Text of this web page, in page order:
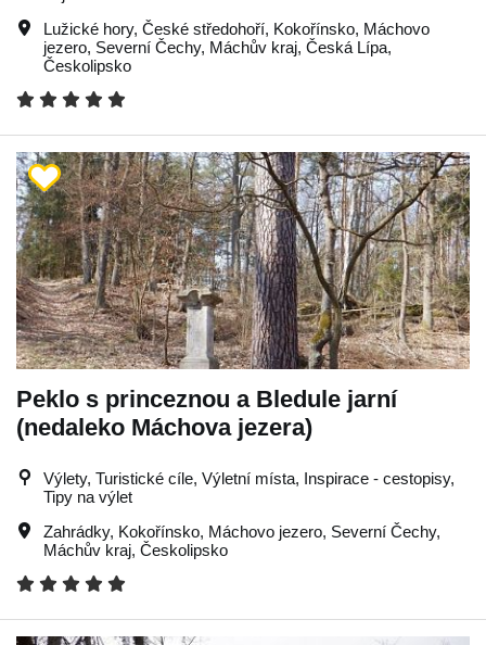
Lužické hory, České středohoří, Kokořínsko, Máchovo
jezero, Severní Čechy, Máchův kraj, Česká Lípa,
Českolipsko
Peklo s princeznou a Bledule jarní
(nedaleko Máchova jezera)
Výlety, Turistické cíle, Výletní místa, Inspirace - cestopisy,
Tipy na výlet
Zahrádky, Kokořínsko, Máchovo jezero, Severní Čechy,
Máchův kraj, Českolipsko